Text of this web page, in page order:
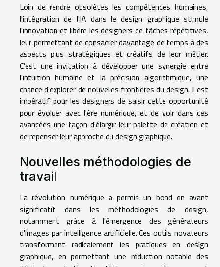
Loin de rendre obsolètes les compétences humaines,
l'intégration de l'IA dans le design graphique stimule
l'innovation et libère les designers de tâches répétitives,
leur permettant de consacrer davantage de temps à des
aspects plus stratégiques et créatifs de leur métier.
C'est une invitation à développer une synergie entre
l'intuition humaine et la précision algorithmique, une
chance d'explorer de nouvelles frontières du design. Il est
impératif pour les designers de saisir cette opportunité
pour évoluer avec l'ère numérique, et de voir dans ces
avancées une façon d'élargir leur palette de création et
de repenser leur approche du design graphique.
Nouvelles méthodologies de
travail
La révolution numérique a permis un bond en avant
significatif dans les méthodologies de design,
notamment grâce à l'émergence des générateurs
d'images par intelligence artificielle. Ces outils novateurs
transforment radicalement les pratiques en design
graphique, en permettant une réduction notable des